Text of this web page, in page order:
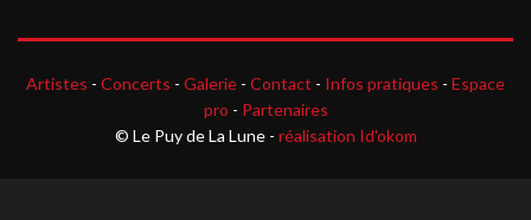
Artistes - Concerts - Galerie - Contact - Infos pratiques - Espace
pro - Partenaires
© Le Puy de La Lune - réalisation Id'okom